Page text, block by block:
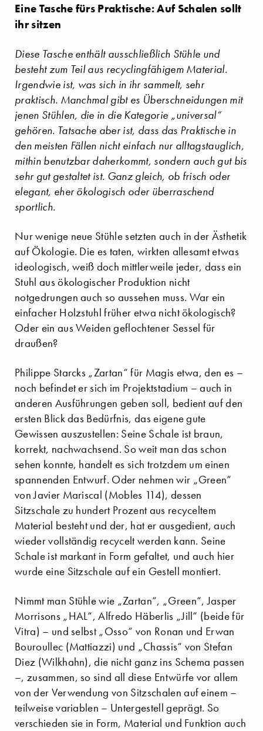
Eine Tasche fürs Praktische: Auf Schalen sollt
ihr sitzen
Diese Tasche enthält ausschließlich Stühle und
besteht zum Teil aus recyclingfähigem Material.
Irgendwie ist, was sich in ihr sammelt, sehr
praktisch. Manchmal gibt es Überschneidungen mit
jenen Stühlen, die in die Kategorie „universal“
gehören. Tatsache aber ist, dass das Praktische in
den meisten Fällen nicht einfach nur alltagstauglich,
mithin benutzbar daherkommt, sondern auch gut bis
sehr gut gestaltet ist. Ganz gleich, ob frisch oder
elegant, eher ökologisch oder überraschend
sportlich.
Nur wenige neue Stühle setzten auch in der Ästhetik
auf Ökologie. Die es taten, wirkten allesamt etwas
ideologisch, weiß doch mittlerweile jeder, dass ein
Stuhl aus ökologischer Produktion nicht
notgedrungen auch so aussehen muss. War ein
einfacher Holzstuhl früher etwa nicht ökologisch?
Oder ein aus Weiden geflochtener Sessel für
draußen?
Philippe Starcks „Zartan“ für Magis etwa, den es –
noch befindet er sich im Projektstadium – auch in
anderen Ausführungen geben soll, bedient auf den
ersten Blick das Bedürfnis, das eigene gute
Gewissen auszustellen: Seine Schale ist braun,
korrekt, nachwachsend. So weit man das schon
sehen konnte, handelt es sich trotzdem um einen
spannenden Entwurf. Oder nehmen wir „Green“
von Javier Mariscal (Mobles 114), dessen
Sitzschale zu hundert Prozent aus recyceltem
Material besteht und der, hat er ausgedient, auch
wieder vollständig recycelt werden kann. Seine
Schale ist markant in Form gefaltet, und auch hier
wurde eine Sitzschale auf ein Gestell montiert.
Nimmt man Stühle wie „Zartan“, „Green“, Jasper
Morrisons „HAL“, Alfredo Häberlis „Jill“ (beide für
Vitra) – und selbst „Osso“ von Ronan und Erwan
Bouroullec (Mattiazzi) und „Chassis“ von Stefan
Diez (Wilkhahn), die nicht ganz ins Schema passen
–, zusammen, so sind all diese Entwürfe vor allem
von der Verwendung von Sitzschalen auf einem –
teilweise variablen – Untergestell geprägt. So
verschieden sie in Form, Material und Funktion auch